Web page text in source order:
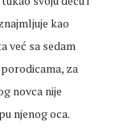
kao
već sa sedam
za
novca nije
njenog oca.